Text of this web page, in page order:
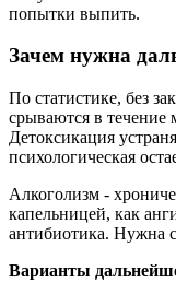
попытки выпить.
Зачем нужна
По статистике, без
срываются в течение
Детоксикация
психологическая
Алкоголизм -
капельницей, как
антибиотика. Нужна
Варианты